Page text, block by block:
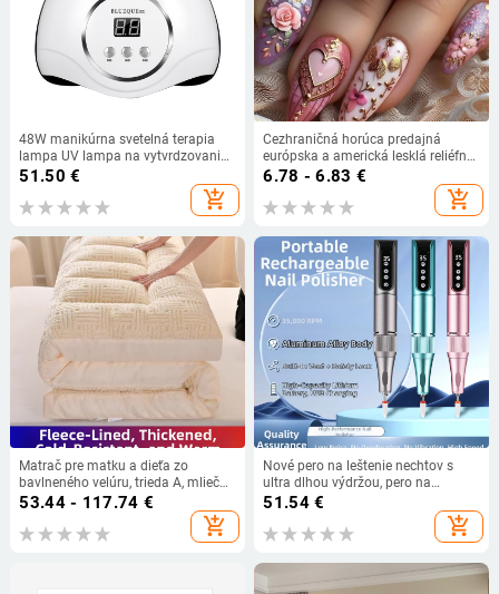
48W manikúrna svetelná terapia
lampa UV lampa na vytvrdzovanie
nechtov lak na nechty sušička
lepidla na pečenie LED manikúrny
prístroj senzor rýchloschnúci
51.50 €
add_shopping_cart
Cezhraničná horúca predajná
európska a americká lesklá reliéfna
farebná zlatá srdiečková totemová
nositeľná manikúra 24 kusov
6.78 - 6.83 €
add_shopping_cart
Matrač pre matku a dieťa zo
bavlneného velúru, trieda A, mliečny
velúr s textúrou snehových vločiek
53.44 - 117.74 €
add_shopping_cart
Nové pero na leštenie nechtov s
ultra dlhou výdržou, pero na
odstraňovanie nechtov, nechtový
obchod, osobné použitie, netrasie
sa, nezahrieva, odstraňovanie
51.54€
add_shopping_cart